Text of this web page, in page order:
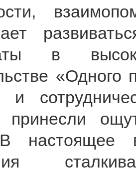
в
«Одного
и
принесли
настоящее